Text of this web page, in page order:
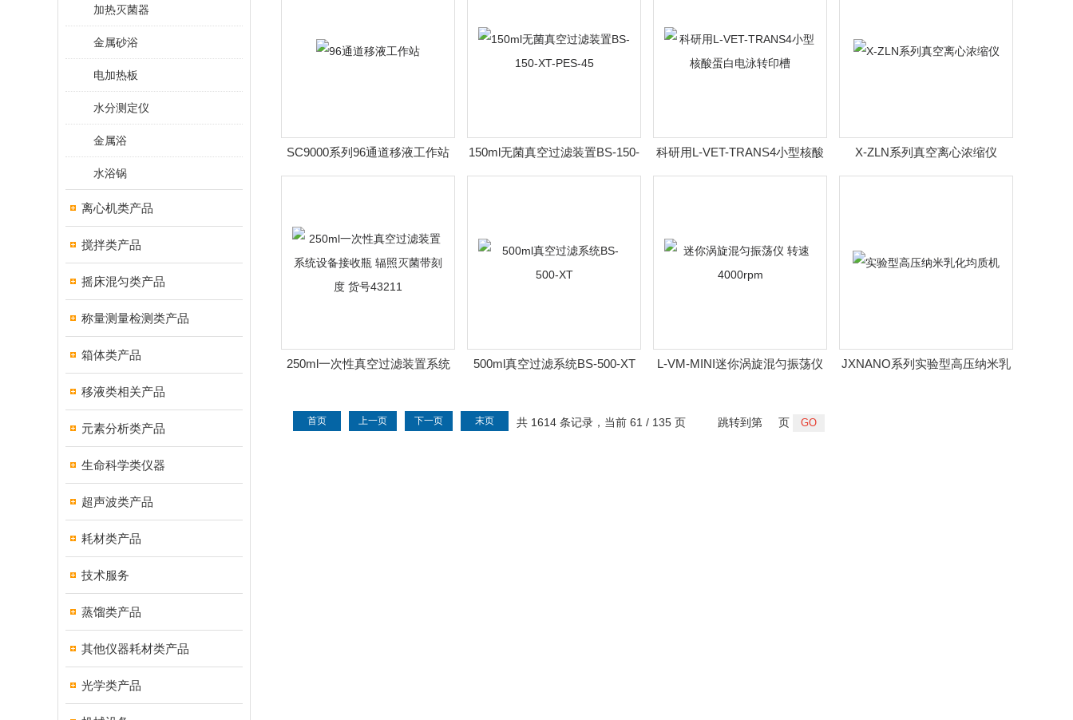
加热灭菌器
金属砂浴
电加热板
水分测定仪
金属浴
水浴锅
离心机类产品
搅拌类产品
摇床混匀类产品
称量测量检测类产品
箱体类产品
移液类相关产品
元素分析类产品
生命科学类仪器
超声波类产品
耗材类产品
技术服务
蒸馏类产品
其他仪器耗材类产品
光学类产品
SC9000系列96通道移液工作站
150ml无菌真空过滤装置BS-150-
XT-PES-45
科研用L-VET-TRANS4小型核酸
蛋白电泳转印槽
X-ZLN系列真空离心浓缩仪
250ml一次性真空过滤装置系统
号43211
500ml真空过滤系统BS-500-XT
L-VM-MINI迷你涡旋混匀振荡仪
JXNANO系列实验型高压纳米乳
共 1614 条记录，当前 61 / 135 页
首页 上一页 下一页 末页 跳转到第 页